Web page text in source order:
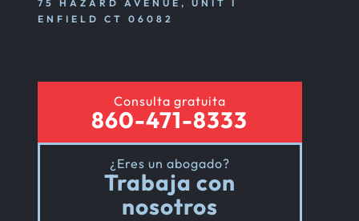
75 HAZARD AVENUE, UNIT I
ENFIELD CT 06082
Consulta gratuita
860-471-8333
¿Eres un abogado?
Trabaja con
nosotros